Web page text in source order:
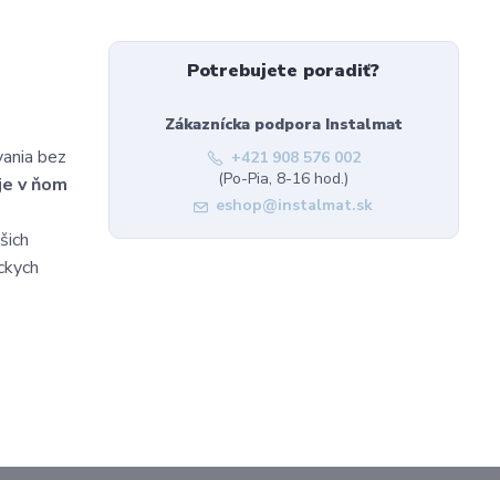
bez
v ňom
Potrebujete poradiť?
Zákaznícka podpora Instalmat
+421 908 576 002
(Po-Pia, 8-16 hod.)
eshop@instalmat.sk